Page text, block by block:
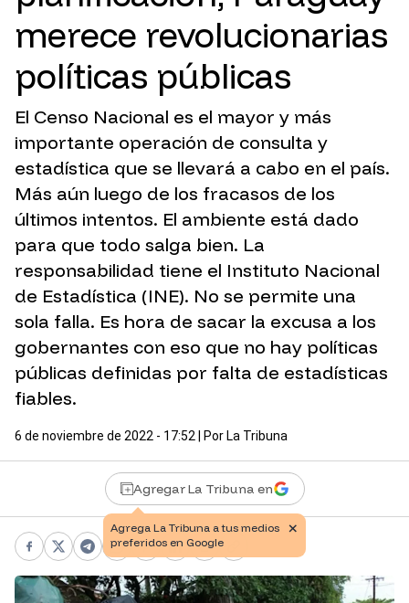
merece revolucionarias
políticas públicas
El Censo Nacional es el mayor y más
importante operación de consulta y
estadística que se llevará a cabo en el país.
Más aún luego de los fracasos de los
últimos intentos. El ambiente está dado
para que todo salga bien. La
responsabilidad tiene el Instituto Nacional
de Estadística (INE). No se permite una
sola falla. Es hora de sacar la excusa a los
gobernantes con eso que no hay políticas
públicas definidas por falta de estadísticas
fiables.
6 de noviembre de 2022 - 17:52 | Por La Tribuna
Agregar La Tribuna en
Facebook
X Telegram
WhatsApp
Pinterest
LinkedIn
PrintCopy link